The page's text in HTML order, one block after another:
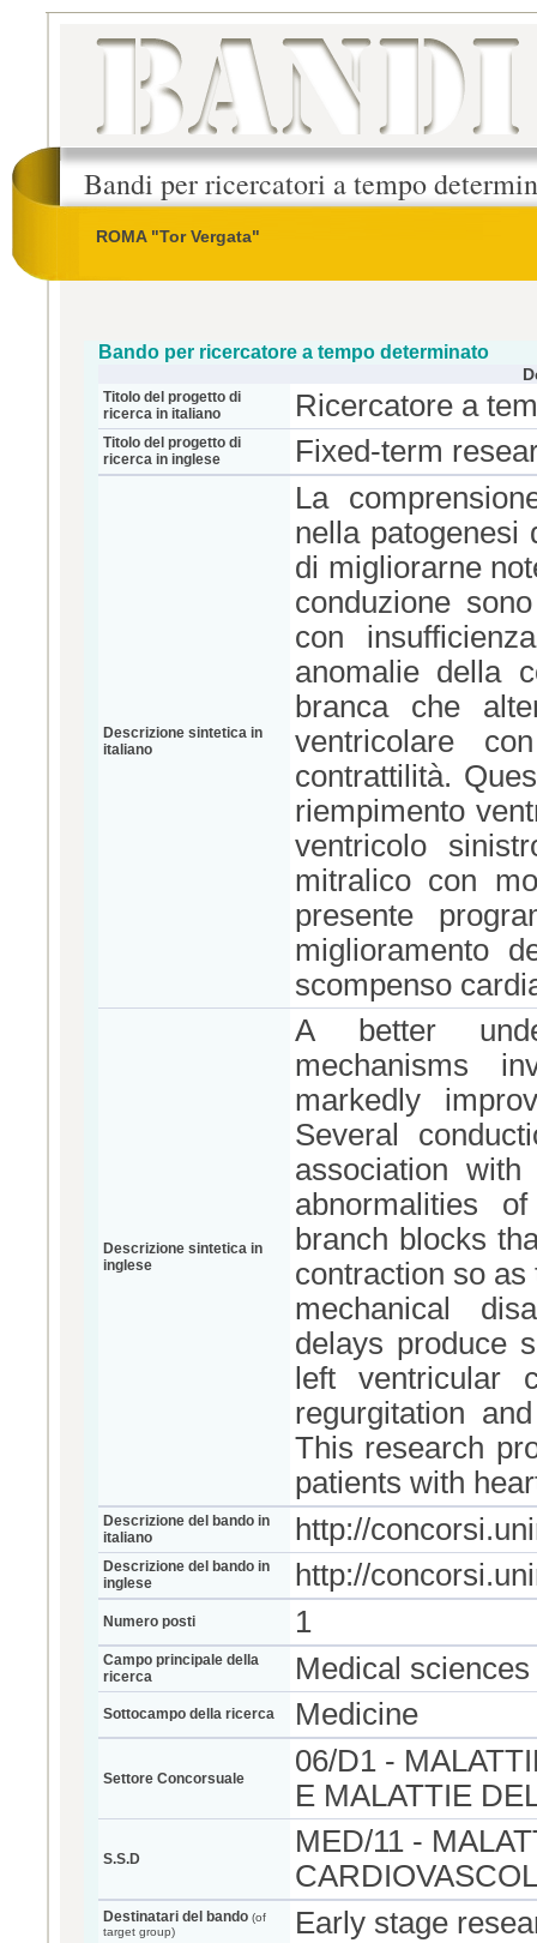
Bandi per ricercatori a tempo
ROMA "Tor Vergata"
Bando per ricercatore a tempo determinato
Titolo del progetto di
ricerca in italiano
Ricercatore a
Titolo del progetto di
ricerca in inglese
Fixed-term
Descrizione sintetica in
italiano
La
nella patogenesi
di migliorarne
conduzione
con
anomalie della
branca che
ventricolare
contrattilità.
riempimento
ventricolo
mitralico con
presente
miglioramento
scompenso
Descrizione sintetica in
inglese
A better
mechanisms
markedly
Several
association
abnormalities
branch blocks
contraction so
mechanical
delays produce
left ventricular
regurgitation
This research
patients with
Descrizione del bando in
italiano
http://
Descrizione del bando in
inglese
http://
Numero posti 1
Campo principale della
ricerca
Medical sciences
Sottocampo della ricerca Medicine
Settore Concorsuale
06/D1 -
E MALATTIE
S.S.D
MED/11 -
Destinatari del bando (of
target group)
Early stage